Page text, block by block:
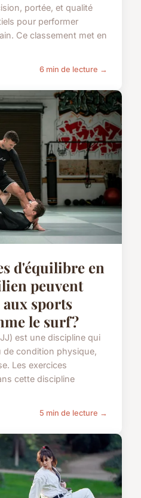
portée, et qualité
pour performer
Ce classement met en
6 min de lecture →
d'équilibre en
peuvent
sports
le surf?
est une discipline qui
de condition physique,
Les exercices
cette discipline
5 min de lecture →